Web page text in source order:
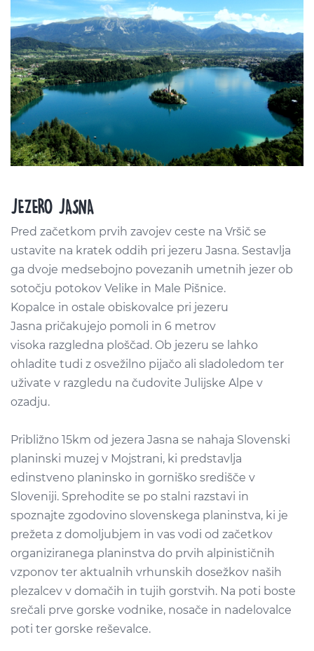
JEZERO JASNA
Pred začetkom prvih zavojev ceste na Vršič se
ustavite na kratek oddih pri jezeru Jasna. Sestavlja
ga dvoje medsebojno povezanih umetnih jezer ob
sotočju potokov Velike in Male Pišnice.
Kopalce in ostale obiskovalce pri jezeru
Jasna pričakujejo pomoli in 6 metrov
visoka razgledna ploščad. Ob jezeru se lahko
ohladite tudi z osvežilno pijačo ali sladoledom ter
uživate v razgledu na čudovite Julijske Alpe v
ozadju.
Približno 15km od jezera Jasna se nahaja Slovenski
planinski muzej v Mojstrani, ki predstavlja
edinstveno planinsko in gorniško središče v
Sloveniji. Sprehodite se po stalni razstavi in
spoznajte zgodovino slovenskega planinstva, ki je
prežeta z domoljubjem in vas vodi od začetkov
organiziranega planinstva do prvih alpinističnih
vzponov ter aktualnih vrhunskih dosežkov naših
plezalcev v domačih in tujih gorstvih. Na poti boste
srečali prve gorske vodnike, nosače in nadelovalce
poti ter gorske reševalce.